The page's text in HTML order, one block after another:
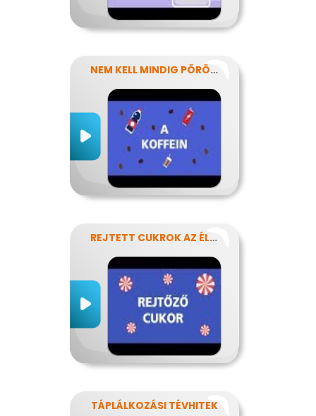
NEM KELL MINDIG PÖRÖGNI
REJTETT CUKROK AZ ÉLELMISZEREINKBEN
TÁPLÁLKOZÁSI TÉVHITEK